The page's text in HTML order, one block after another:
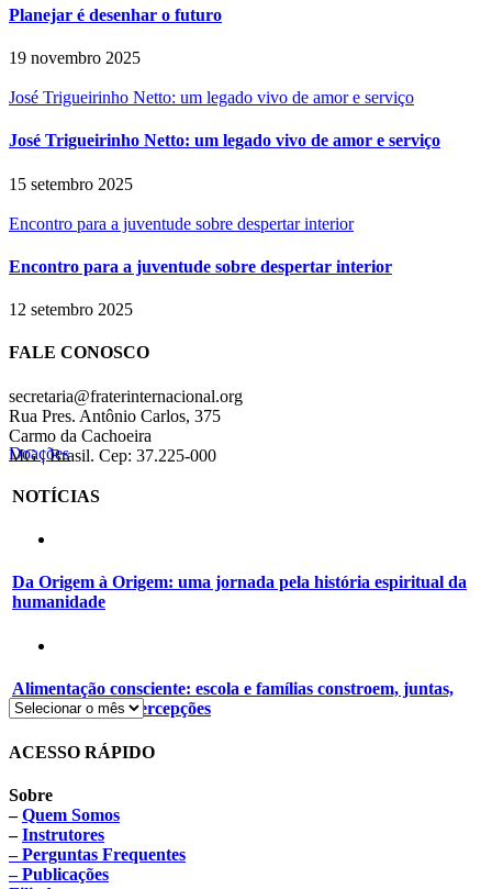
Planejar é desenhar o futuro
19 novembro 2025
José Trigueirinho Netto: um legado vivo de amor e serviço
José Trigueirinho Netto: um legado vivo de amor e serviço
15 setembro 2025
Encontro para a juventude sobre despertar interior
Encontro para a juventude sobre despertar interior
12 setembro 2025
FALE CONOSCO
secretaria@fraterinternacional.org
Rua Pres. Antônio Carlos, 375
Carmo da Cachoeira
MG | Brasil. Cep: 37.225-000
Doações
NOTÍCIAS
Da Origem à Origem: uma jornada pela história espiritual da
humanidade
Alimentação consciente: escola e famílias constroem, juntas,
novos hábitos e percepções
ACESSO RÁPIDO
Sobre
–Quem Somos
–Instrutores
– Perguntas Frequentes
– Publicações